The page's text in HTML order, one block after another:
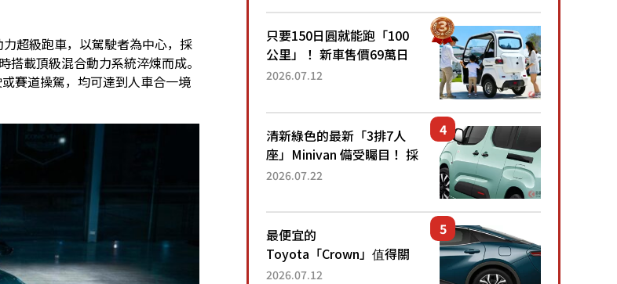
超級跑車，以駕駛者為中心，採
載頂級混合動力系統淬煉而成。
賽道操駕，均可達到人車合一境
日圓就能跑100公里」「小
朋友坐得...
只要150日圓就能跑「100
公里」！ 新車售價69萬日
圓的「3人座」Trike大受歡
為何能迅速熱賣？
2026.07.12
清新綠色的最新「3排7人
座」Minivan 備受矚目！ 採
用全長4.7公尺剛剛好的車
還推出467萬元日圓起的5
人座版...
2026.07.22
最便宜的
Toyota「Crown」值得關
注！ 搭載4WD、每公升
2026.07.12